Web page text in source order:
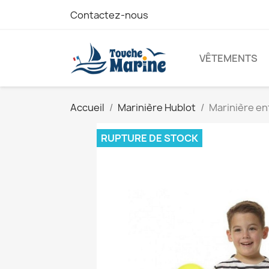
Contactez-nous
VÊTEMENTS
Accueil Marinière Hublot Marinière
RUPTURE DE STOCK